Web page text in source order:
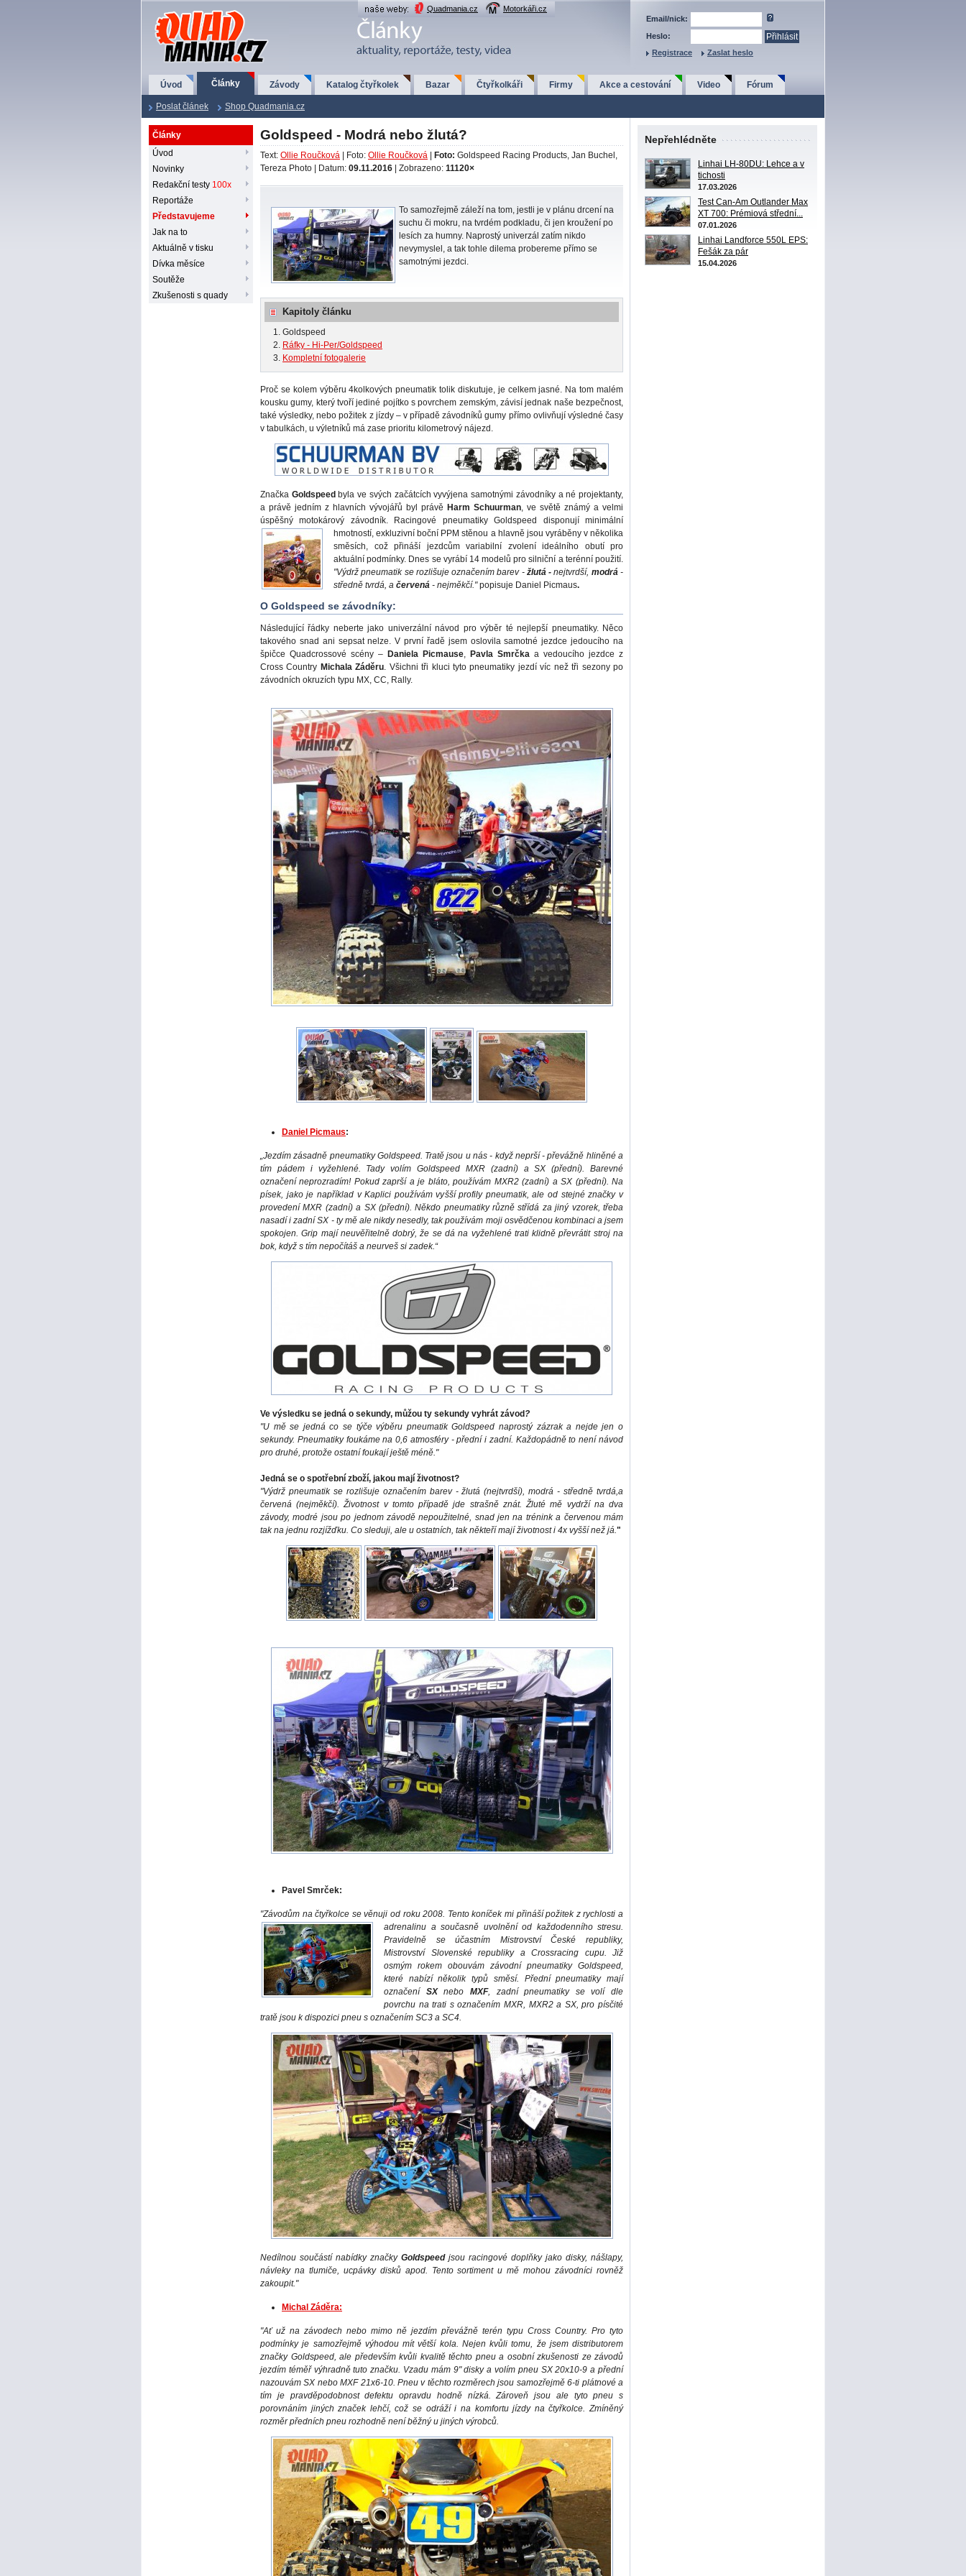
QuadMania.cz Quadmania.cz
Motorkáři.cz
Email/nick:
Heslo:
Registrace
Zaslat heslo
Úvod Články Závody Katalog čtyřkolek Bazar Čtyřkolkáři Firmy Akce a cestování Video Fórum
Poslat článek Shop Quadmania.cz
Články
Úvod
Novinky
Redakční testy 100x
Reportáže
Představujeme
Jak na to
Aktuálně v tisku
Dívka měsíce
Soutěže
Zkušenosti s quady
Goldspeed - Modrá nebo žlutá?
Text: Ollie Roučková | Foto: Ollie Roučková Foto: Goldspeed Racing Products, Jan Buchel,
Tereza Photo | Datum: 09.11.2016 | Zobrazeno: 11120×
To samozřejmě záleží na tom, jestli je v plánu drcení na
suchu či mokru, na tvrdém podkladu, či jen kroužení po
lesích za humny. Naprostý univerzál zatím nikdo
nevymyslel, a tak tohle dilema probereme přímo se
samotnými jezdci.
Kapitoly článku
Goldspeed
Ráfky - Hi-Per/Goldspeed
Kompletní fotogalerie
Proč se kolem výběru 4kolkových pneumatik tolik diskutuje, je celkem jasné. Na tom malém
kousku gumy, který tvoří jediné pojítko s povrchem zemským, závisí jednak naše bezpečnost,
také výsledky, nebo požitek z jízdy – v případě závodníků gumy přímo ovlivňují výsledné časy
v tabulkách, u výletníků má zase prioritu kilometrový nájezd.
Značka Goldspeed byla ve svých začátcích vyvýjena samotnými závodníky a né projektanty,
a právě jedním z hlavních vývojářů byl právě Harm Schuurman, ve světě známý a velmi
úspěšný motokárový závodník. Racingové pneumatiky Goldspeed disponují minimální
hmotností, exkluzivní boční PPM stěnou a hlavně jsou vyráběny v několika
směsích, což přináší jezdcům variabilní zvolení ideálního obutí pro
aktuální podmínky. Dnes se vyrábí 14 modelů pro silniční a terénní použití.
"Výdrž pneumatik se rozlišuje označením barev - žlutá -nejtvrdší, modrá-
středně tvrdá, a červená - nejměkčí."popisuje Daniel Picmaus.
O Goldspeed se závodníky:
Následující řádky neberte jako univerzální návod pro výběr té nejlepší pneumatiky. Něco
takového snad ani sepsat nelze. V první řadě jsem oslovila samotné jezdce jedoucího na
špičce Quadcrossové scény – Daniela Picmause, Pavla Smrčka a vedoucího jezdce z
Cross Country Michala Záděru. Všichni tři kluci tyto pneumatiky jezdí víc než tři sezony po
závodních okruzích typu MX, CC, Rally.
Daniel Picmaus:
„Jezdím zásadně pneumatiky Goldspeed. Tratě jsou u nás - když neprší - převážně hliněné a
tím pádem i vyžehlené. Tady volím Goldspeed MXR (zadní) aSX (přední). Barevné
označení neprozradím! Pokudzaprší a je bláto, používám MXR2 (zadní) a SX (přední). Na
písek, jako je například v Kaplici používám vyšší profily pneumatik, ale od stejné značky v
provedení MXR (zadní) a SX (přední). Někdo pneumatiky různě střídá za jiný vzorek, třeba
nasadí i zadní SX - ty mě ale nikdy nesedly, tak používám moji osvědčenou kombinaci a jsem
spokojen. Grip mají neuvěřitelně dobrý, že se dá na vyžehlené trati klidně převrátit stroj na
bok, když s tím nepočítáš a neurveš si zadek.“
Ve výsledku se jedná o sekundy, můžou ty sekundy vyhrát závod ?
"U mě se jedná co se týče výběru pneumatik Goldspeed naprostý zázrak a nejde jen o
sekundy. Pneumatiky foukáme na 0,6 atmosféry - přední i zadní. Každopádně to není návod
pro druhé, protože ostatní foukají ještě méně."
Jedná se o spotřební zboží, jakou mají životnost?
"Výdrž pneumatik se rozlišuje označením barev - žlutá (nejtvrdší), modrá -středně tvrdá,a
červená (nejměkčí). Životnost v tomto případě jde strašně znát. Žluté mě vydrží na dva
závody, modré jsou po jednom závodě nepoužitelné, snad jen na trénink a červenou mám
tak na jednu rozjížďku. Co sleduji, ale u ostatních, tak někteří mají životnost i 4x vyšší než já."
Pavel Smrček:
"Závodům na čtyřkolce se věnuji od roku 2008. Tento koníček mi přináší požitek z rychlosti a
adrenalinu a současně uvolnění od každodenního stresu.
Pravidelně se účastním Mistrovství České republiky,
Mistrovství Slovenské republiky a Crossracing cupu. Již
osmým rokem obouvám závodní pneumatiky Goldspeed,
které nabízí několik typů směsí. Přední pneumatiky mají
označení SXnebo MXF, zadní pneumatiky se volí dle
povrchu na trati s označením MXR, MXR2 a SX, pro písčité
tratě jsou k dispozici pneu s označením SC3 a SC4.
Nedílnou součástí nabídky značky Goldspeedjsou racingové doplňky jako disky, nášlapy,
návleky na tlumiče, ucpávky disků apod. Tento sortiment u mě mohou závodníci rovněž
zakoupit."
Michal Záděra:
"Ať už na závodech nebo mimo ně jezdím převážně terén typu Cross Country. Pro tyto
podmínky je samozřejmě výhodou mít větší kola. Nejen kvůli tomu, že jsem distributorem
značky Goldspeed, ale především kvůli kvalitě těchto pneu a osobní zkušenosti ze závodů
jezdím téměř výhradně tuto značku. Vzadu mám 9" disky a volím pneu SX 20x10-9 a přední
nazouvám SX nebo MXF 21x6-10. Pneu v těchto rozměrech jsou samozřejmě 6-ti plátnové a
tím je pravděpodobnost defektu opravdu hodně nízká. Zároveň jsou ale tyto pneu s
porovnáním jiných značek lehčí, což se odráží i na komfortu jízdy na čtyřkolce. Zmíněný
rozměr předních pneu rozhodně není běžný u jiných výrobců.
Nepřehlédněte
Linhai LH-80DU: Lehce a v
tichosti
17.03.2026
Test Can-Am Outlander Max
XT 700: Prémiová střední...
07.01.2026
Linhai Landforce 550L EPS:
Fešák za pár
15.04.2026